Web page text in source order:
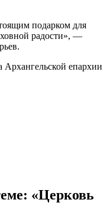
подарком для
радости», —
Архангельской епархии
«Церковь